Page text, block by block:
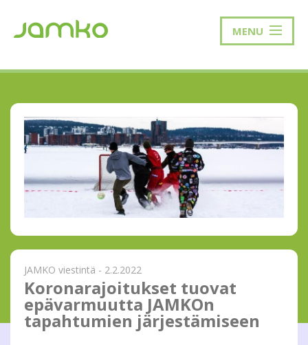
MENU
JAMKO viestintä - 2.2.2022
Koronarajoitukset tuovat
epävarmuutta JAMKOn
tapahtumien järjestämiseen